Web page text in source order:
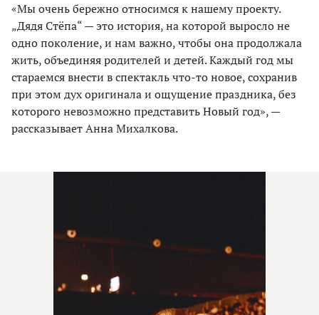
«Мы очень бережно относимся к нашему проекту.
„Дядя Стёпа“ — это история, на которой выросло не
одно поколение, и нам важно, чтобы она продолжала
жить, объединяя родителей и детей. Каждый год мы
стараемся внести в спектакль что-то новое, сохранив
при этом дух оригинала и ощущение праздника, без
которого невозможно представить Новый год», —
рассказывает Анна Михалкова.